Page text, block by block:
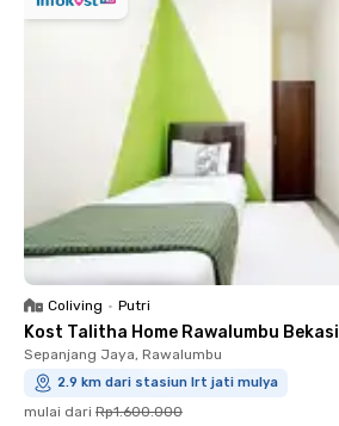
Coliving • Putri
Kost Talitha Home Rawalumbu Bekasi
Sepanjang Jaya, Rawalumbu
2.9 km dari stasiun lrt jati mulya
mulai dari Rp1.600.000